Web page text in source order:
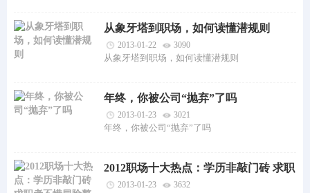
从象牙塔到职场，如何读懂潜规则
2013-01-22 3090
从象牙塔到职场，如何读懂潜规则
年终，你被公司“抛弃”了吗
2013-01-23 3021
年终，你被公司“抛弃”了吗
2012职场十大热点：学历非敲门砖 求职
者不惜冒险整容
2013-01-23 3632